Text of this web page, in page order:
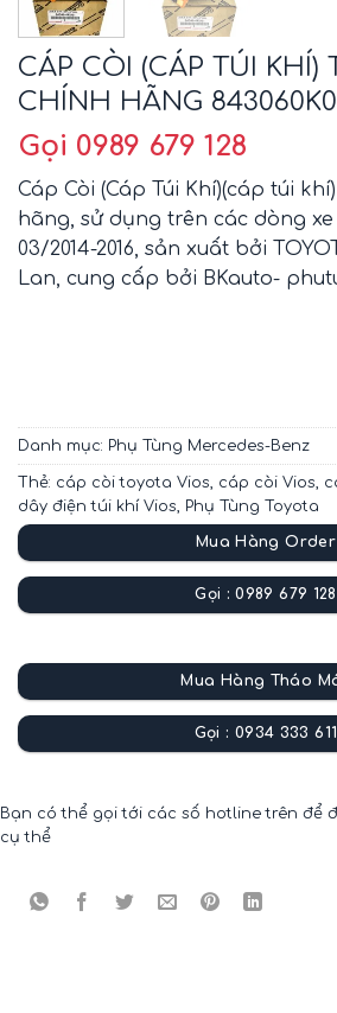
CÁP CÒI (CÁP TÚI KHÍ)
CHÍNH HÃNG
Gọi 0989 679 128
Cáp Còi (Cáp Túi Khí)(cáp túi
hãng, sử dụng trên các dòng xe
03/2014-2016, sản xuất bởi
Lan, cung cấp bởi BKauto-
Danh mục: Phụ Tùng Mercedes-Benz
Thẻ: cáp còi toyota Vios, cáp còi Vios,
dây điện túi khí Vios, Phụ Tùng Toyota
Mua Hàng Order
Gọi : 0989 679 128
Mua Hàng Tháo
Gọi : 0934 333 611
Bạn có thể gọi tới các số hotline trên để
cụ thể